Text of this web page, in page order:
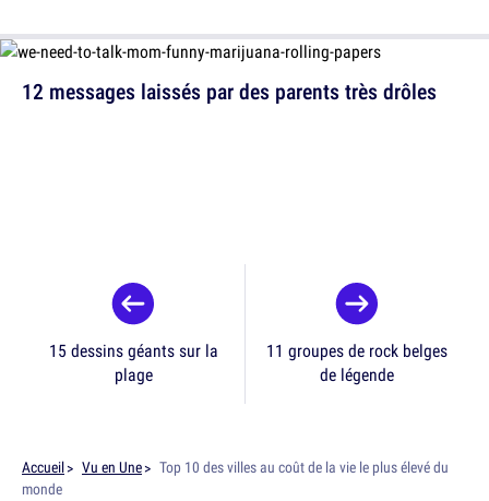
12 messages laissés par des parents très drôles
15 dessins géants sur la
plage
11 groupes de rock belges
de légende
Accueil Vu en Une
Top 10 des villes au coût de la vie le plus élevé du
monde